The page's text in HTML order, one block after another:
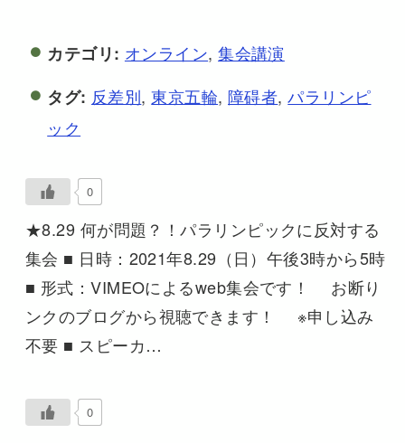
カテゴリ: オンライン,集会講演
タグ: 反差別,東京五輪, 障碍者,パラリンピ
ック
0
★8.29 何が問題？！パラリンピックに反対する
集会 ■ 日時：2021年8.29（日）午後3時から5時
■ 形式：VIMEOによるweb集会です！ お断り
ンクのブログから視聴できます！ ※申し込み
不要 ■ スピーカ…
0